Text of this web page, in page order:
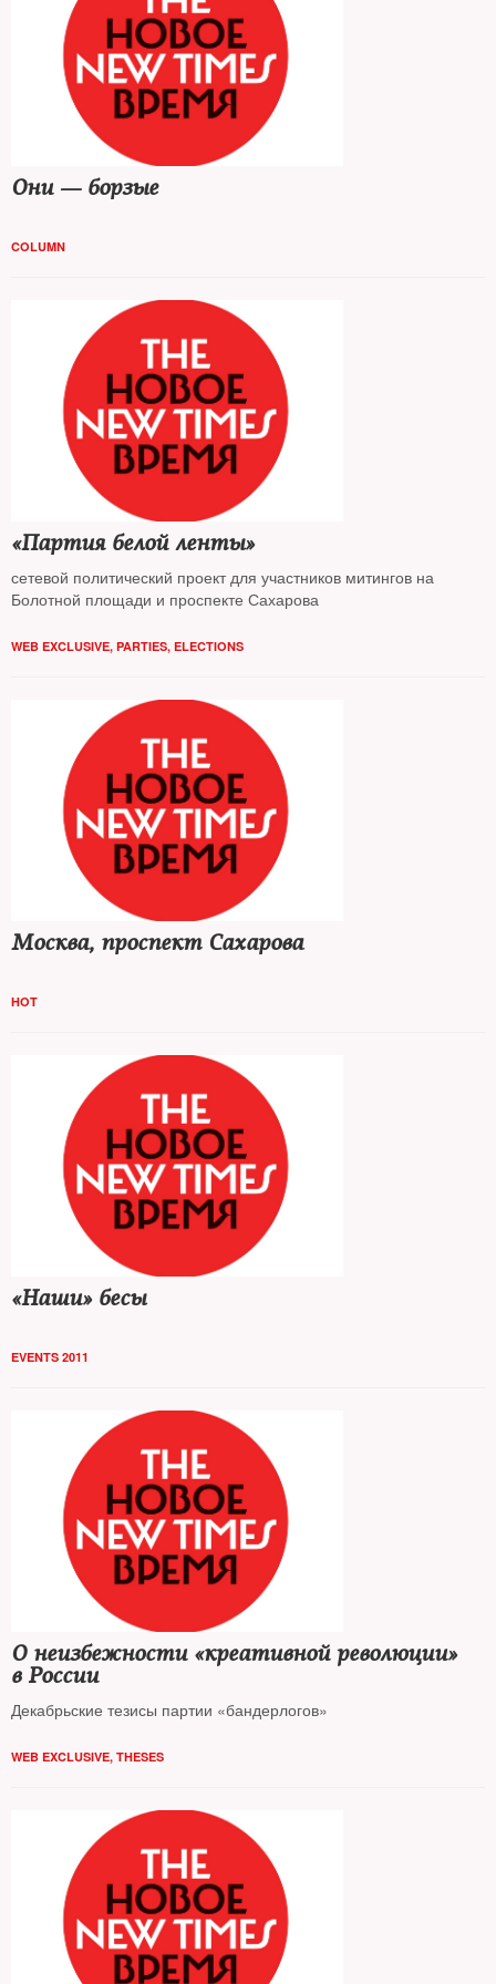
Они — борзые
COLUMN
«Партия белой ленты»
сетевой политический проект для участников митингов на
Болотной площади и проспекте Сахарова
WEB EXCLUSIVE, PARTIES, ELECTIONS
Москва, проспект Сахарова
HOT
«Наши» бесы
EVENTS 2011
О неизбежности «креативной революции»
в России
Декабрьские тезисы партии «бандерлогов»
WEB EXCLUSIVE, THESES